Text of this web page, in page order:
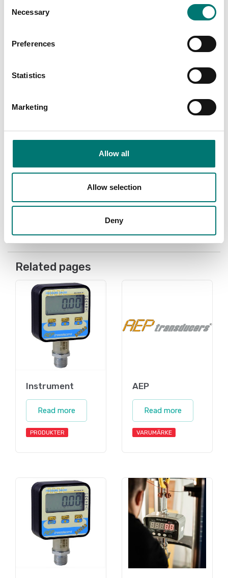
Selection
Necessary
Preferences
Statistics
Marketing
Allow all
Allow selection
Deny
metrologisk
Related pages
Instrument
Read more
PRODUKTER
AEP
Read more
VARUMÄRKE